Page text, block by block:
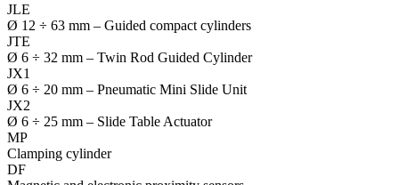
JLE
Ø 12 ÷ 63 mm – Guided compact cylinders
JTE
Ø 6 ÷ 32 mm – Twin Rod Guided Cylinder
JX1
Ø 6 ÷ 20 mm – Pneumatic Mini Slide Unit
JX2
Ø 6 ÷ 25 mm – Slide Table Actuator
MP
Clamping cylinder
DF